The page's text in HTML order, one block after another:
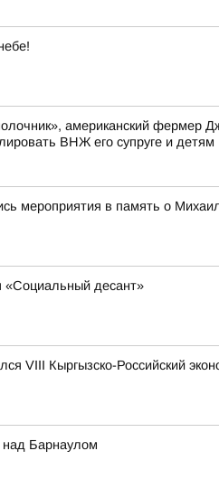
американский фермер
ВНЖ его супруге и детям
мероприятия в память о
«Социальный десант»
VIII Кыргызско-Российский
над Барнаулом